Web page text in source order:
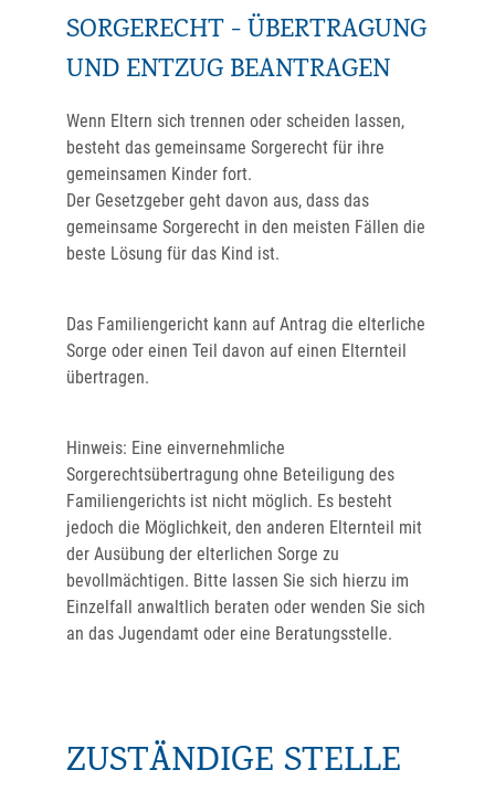
SORGERECHT - ÜBERTRAGUNG
UND ENTZUG BEANTRAGEN
Wenn Eltern sich trennen oder scheiden lassen,
besteht das gemeinsame Sorgerecht für ihre
gemeinsamen Kinder fort.
Der Gesetzgeber geht davon aus, dass das
gemeinsame Sorgerecht in den meisten Fällen die
beste Lösung für das Kind ist.
Das Familiengericht kann auf Antrag die elterliche
Sorge oder einen Teil davon auf einen Elternteil
übertragen.
Hinweis: Eine einvernehmliche
Sorgerechtsübertragung ohne Beteiligung des
Familiengerichts ist nicht möglich. Es besteht
jedoch die Möglichkeit, den anderen Elternteil mit
der Ausübung der elterlichen Sorge zu
bevollmächtigen. Bitte lassen Sie sich hierzu im
Einzelfall anwaltlich beraten oder wenden Sie sich
an das Jugendamt oder eine Beratungsstelle.
ZUSTÄNDIGE STELLE